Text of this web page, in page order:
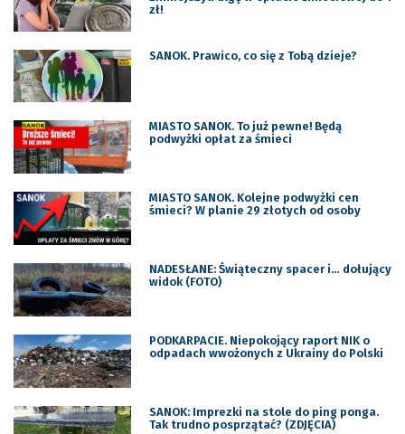
zł!
SANOK. Prawico, co się z Tobą dzieje?
MIASTO SANOK. To już pewne! Będą
podwyżki opłat za śmieci
MIASTO SANOK. Kolejne podwyżki cen
śmieci? W planie 29 złotych od osoby
NADESŁANE: Świąteczny spacer i… dołujący
widok (FOTO)
PODKARPACIE. Niepokojący raport NIK o
odpadach wwożonych z Ukrainy do Polski
SANOK: Imprezki na stole do ping ponga.
Tak trudno posprzątać? (ZDJĘCIA)